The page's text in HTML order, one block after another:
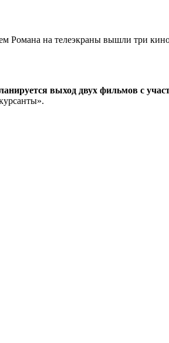
Романа на телеэкраны вышли три
выход двух фильмов с